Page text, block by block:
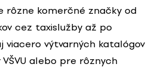
rôzne komerčné značky od
cez taxislužby až po
viacero výtvarných katalógov
alebo pre rôznych